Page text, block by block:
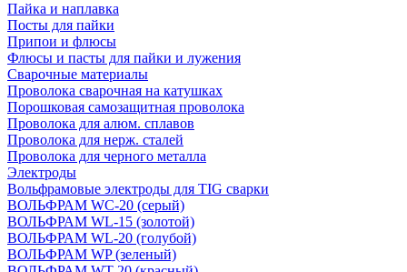
Пайка и наплавка
Посты для пайки
Припои и флюсы
Флюсы и пасты для пайки и лужения
Сварочные материалы
Проволока сварочная на катушках
Порошковая самозащитная проволока
Проволока для алюм. сплавов
Проволока для нерж. сталей
Проволока для черного металла
Электроды
Вольфрамовые электроды для TIG сварки
ВОЛЬФРАМ WC-20 (серый)
ВОЛЬФРАМ WL-15 (золотой)
ВОЛЬФРАМ WL-20 (голубой)
ВОЛЬФРАМ WP (зеленый)